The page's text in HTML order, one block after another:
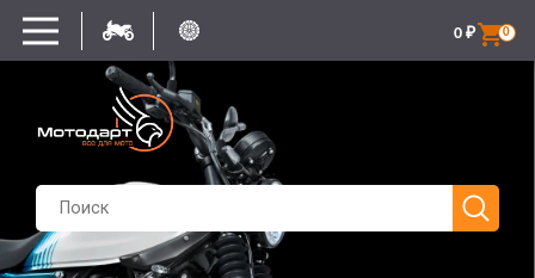
0
0 ₽